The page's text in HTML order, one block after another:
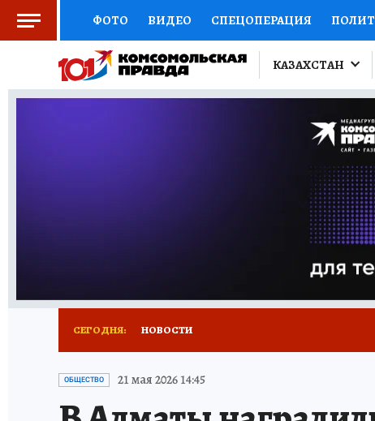
ФОТО ВИДЕО СПЕЦОПЕРАЦИЯ
КИТАЙСКИЙ ВЗГЛЯД НАУКА
ДОКТОР ОТКРЫВАЕМ МИР СЕМЬЯ
ДЕФИЦИТ
ВСЕ О КП
КАЗАХСТАН
СЕГОДНЯ: НОВОСТИ
ОБЩЕСТВО 21 мая 2026 14:45